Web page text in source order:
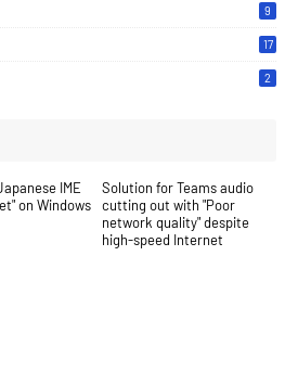
9
17
2
IME
on Windows
Solution for Teams audio
cutting out with "Poor
network quality" despite
high-speed Internet